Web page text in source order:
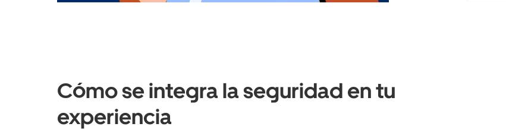
Cómo se integra la seguridad en tu
experiencia